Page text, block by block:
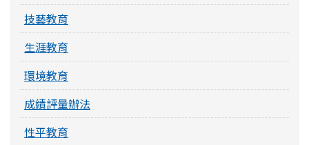
技藝教育
生涯教育
環境教育
成績評量辦法
性平教育